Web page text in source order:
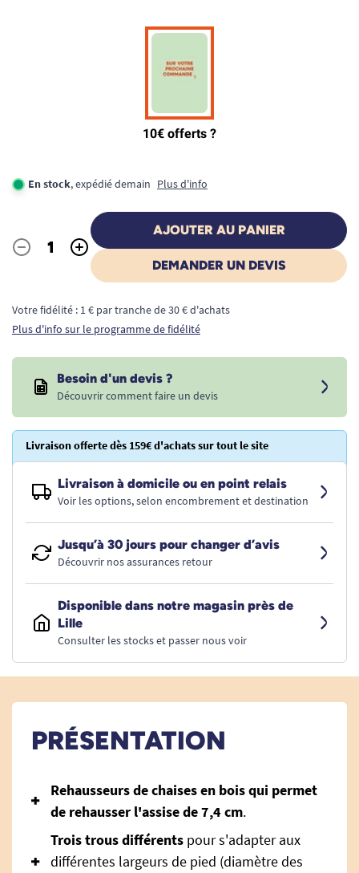
En stock, expédié demain Plus d'info
Quantité
- +
AJOUTER AU PANIER
DEMANDER UN DEVIS
Votre fidélité : 1 € par tranche de 30 € d'achats
Plus d'info sur le programme de fidélité
Besoin d'un devis ?
Découvrir comment faire un devis
Livraison offerte dès 159€ d'achats sur tout le site
Livraison à domicile ou en point relais
Voir les options, selon encombrement et destination
Jusqu’à 30 jours pour changer d’avis
Découvrir nos assurances retour
Disponible dans notre magasin près de
Lille
Consulter les stocks et passer nous voir
PRÉSENTATION
Rehausseurs de chaises en bois qui permet
de rehausser l'assise de 7,4 cm.
Trois trous différents pour s'adapter aux
différentes largeurs de pied (diamètre des